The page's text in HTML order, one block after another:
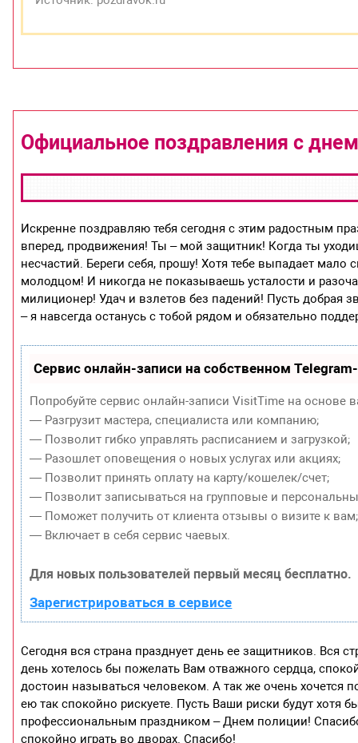
Официальное поздравления с
Искренне поздравляю тебя сегодня с этим радостным
вперед, продвижения! Ты – мой защитник! Когда ты
несчастий. Береги себя, прошу! Хотя тебе выпадает
молодцом! И никогда не показываешь усталости и
милиционер! Удач и взлетов без падений! Пусть добрая
– я навсегда останусь с тобой рядом и обязательно
Сервис онлайн-записи на собственном
Попробуйте сервис онлайн-записи VisitTime на основе
— Разгрузит мастера, специалиста или компанию;
— Позволит гибко управлять расписанием и загрузкой;
— Разошлет оповещения о новых услугах или акциях;
— Позволит принять оплату на карту/кошелек/счет;
— Позволит записываться на групповые и
— Поможет получить от клиента отзывы о визите к вам;
— Включает в себя сервис чаевых.
Для новых пользователей первый месяц бесплатно.
Зарегистрироваться в сервисе
Сегодня вся страна празднует день ее защитников. Вся
день хотелось бы пожелать Вам отважного сердца,
достоин называться человеком. А так же очень
ею так спокойно рискуете. Пусть Ваши риски будут
профессиональным праздником – Днем полиции!
спокойно играть во дворах. Спасибо!